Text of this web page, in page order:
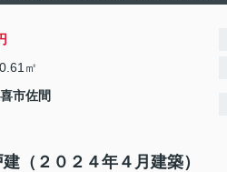
㎡
市佐間
（２０２４年４月建築）